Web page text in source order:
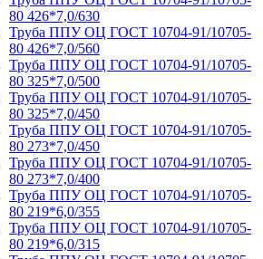
80 426*7,0/630
Труба ППУ ОЦ ГОСТ 10704-91/10705-
80 426*7,0/560
Труба ППУ ОЦ ГОСТ 10704-91/10705-
80 325*7,0/500
Труба ППУ ОЦ ГОСТ 10704-91/10705-
80 325*7,0/450
Труба ППУ ОЦ ГОСТ 10704-91/10705-
80 273*7,0/450
Труба ППУ ОЦ ГОСТ 10704-91/10705-
80 273*7,0/400
Труба ППУ ОЦ ГОСТ 10704-91/10705-
80 219*6,0/355
Труба ППУ ОЦ ГОСТ 10704-91/10705-
80 219*6,0/315